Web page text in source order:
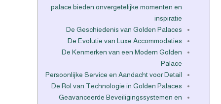
palace bieden onvergetelijke momenten en
inspiratie
De Geschiedenis van Golden Palaces
De Evolutie van Luxe Accommodaties
De Kenmerken van een Modern Golden
Palace
Persoonlijke Service en Aandacht voor Detail
De Rol van Technologie in Golden Palaces
Geavanceerde Beveiligingssystemen en